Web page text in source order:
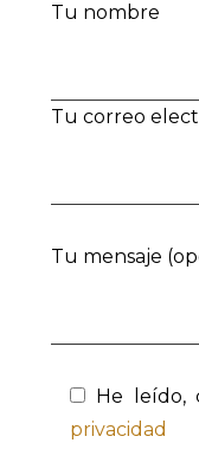
Tu nombre
Tu correo
Tu mensaje
He leído,
privacidad